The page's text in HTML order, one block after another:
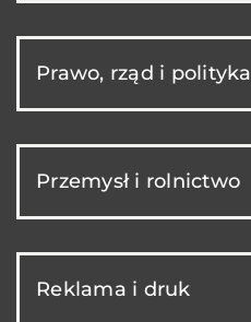
Prawo, rząd i polityka
Przemysł i rolnictwo
Reklama i druk